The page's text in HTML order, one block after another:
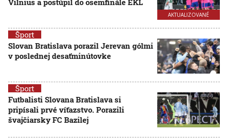
AKTUALIZOVANÉ
Vilnius a postúpil do osemfinále EKL
Šport
Slovan Bratislava porazil Jerevan gólmi
v poslednej desaťminútovke
Šport
Futbalisti Slovana Bratislava si
pripísali prvé víťazstvo. Porazili
švajčiarsky FC Bazilej